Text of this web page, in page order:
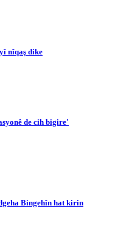
nîqaş dike
de cih bigire'
Bingehîn hat kirin